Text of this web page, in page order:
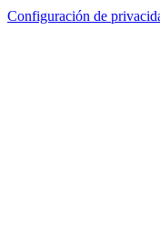
Configuración de